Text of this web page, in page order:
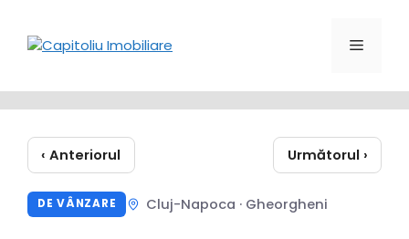
conținut
Meniu
‹ Anteriorul Următorul ›
DE VÂNZARE Cluj-Napoca · Gheorgheni